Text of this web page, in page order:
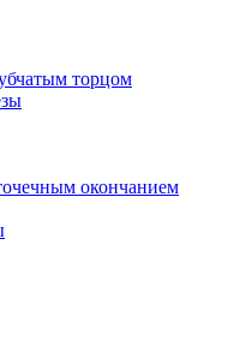
торцом
окончанием